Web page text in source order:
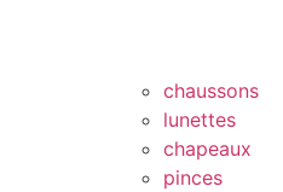
chaussons
lunettes
chapeaux
pinces